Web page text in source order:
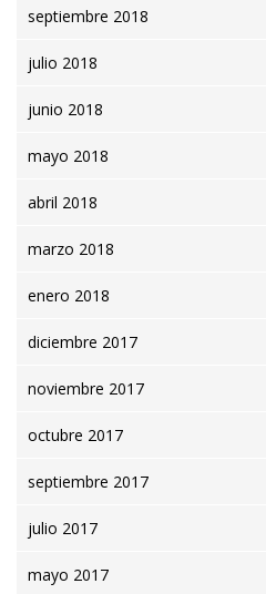
septiembre 2018
julio 2018
junio 2018
mayo 2018
abril 2018
marzo 2018
enero 2018
diciembre 2017
noviembre 2017
octubre 2017
septiembre 2017
julio 2017
mayo 2017